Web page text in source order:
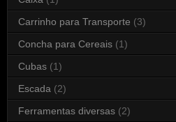
Carrinho para Transporte (3)
Concha para Cereais (1)
Cubas (1)
Escada (2)
Ferramentas diversas (2)